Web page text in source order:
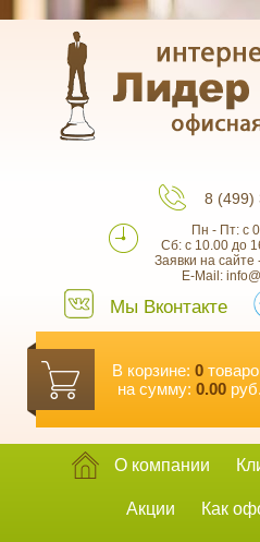
8 (499)
Пн - Пт: с
Сб: с 10.00 до
Заявки на
E-Mail:
Мы Вконтакте
В корзине: 0
на сумму: 0.00 руб.
О компании
Акции Как